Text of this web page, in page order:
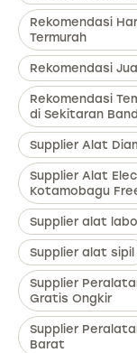
Rekomendasi
Termurah
Rekomendasi
Rekomendasi
di Sekitaran
Supplier Alat
Supplier Alat
Kotamobagu
Supplier alat
Supplier alat sipil
Supplier
Gratis Ongkir
Supplier
Barat